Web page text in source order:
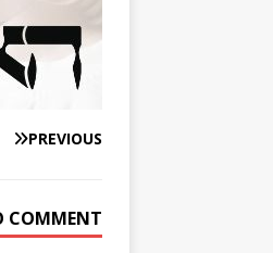
PREVIOUS
COMMENT